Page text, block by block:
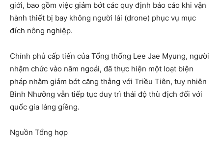
giới, bao gồm việc giảm bớt các quy định báo cáo khi vận
hành thiết bị bay không người lái (drone) phục vụ mục
đích nông nghiệp.
Chính phủ cấp tiến của Tổng thống Lee Jae Myung, người
nhậm chức vào năm ngoái, đã thực hiện một loạt biện
pháp nhằm giảm bớt căng thẳng với Triều Tiên, tuy nhiên
Bình Nhưỡng vẫn tiếp tục duy trì thái độ thù địch đối với
quốc gia láng giềng.
Nguồn Tổng hợp